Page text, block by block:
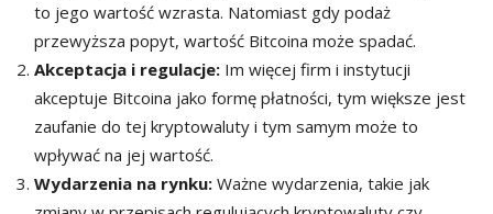
to jego wartość wzrasta. Natomiast gdy podaż
przewyższa popyt, wartość Bitcoina może spadać.
Akceptacja i regulacje: Im więcej firm i instytucji
akceptuje Bitcoina jako formę płatności, tym większe jest
zaufanie do tej kryptowaluty i tym samym może to
wpływać na jej wartość.
Wydarzenia na rynku: Ważne wydarzenia, takie jak